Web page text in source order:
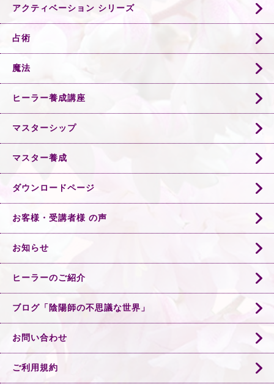
アクティベーション シリーズ
占術
魔法
ヒーラー養成講座
マスターシップ
マスター養成
ダウンロードページ
お客様・受講者様 の声
お知らせ
ヒーラーのご紹介
ブログ「陰陽師の不思議な世界」
お問い合わせ
ご利用規約